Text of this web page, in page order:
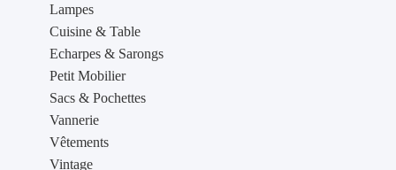
Lampes
Cuisine & Table
Echarpes & Sarongs
Petit Mobilier
Sacs & Pochettes
Vannerie
Vêtements
Vintage